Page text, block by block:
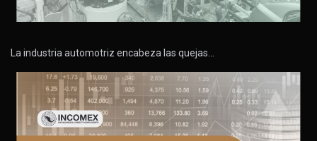
La industria automotriz encabeza las quejas…